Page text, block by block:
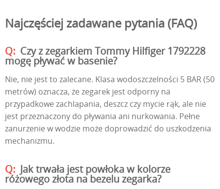
Najczęściej zadawane pytania (FAQ)
Czy z zegarkiem Tommy Hilfiger 1792228
mogę pływać w basenie?
Nie, nie jest to zalecane. Klasa wodoszczelności 5 BAR (50
metrów) oznacza, że zegarek jest odporny na
przypadkowe zachlapania, deszcz czy mycie rąk, ale nie
jest przeznaczony do pływania ani nurkowania. Pełne
zanurzenie w wodzie może doprowadzić do uszkodzenia
mechanizmu.
Jak trwała jest powłoka w kolorze
różowego złota na bezelu zegarka?